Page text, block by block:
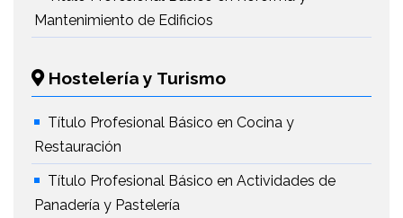
Mantenimiento de Edificios
Hostelería y Turismo
Título Profesional Básico en Cocina y
Restauración
Título Profesional Básico en Actividades de
Panadería y Pastelería